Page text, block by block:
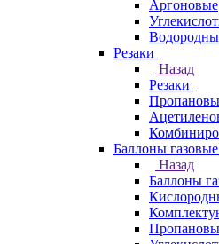
Аргоновые
Резаки
Назад
Резаки
Баллоны газовые
Назад
Баллоны